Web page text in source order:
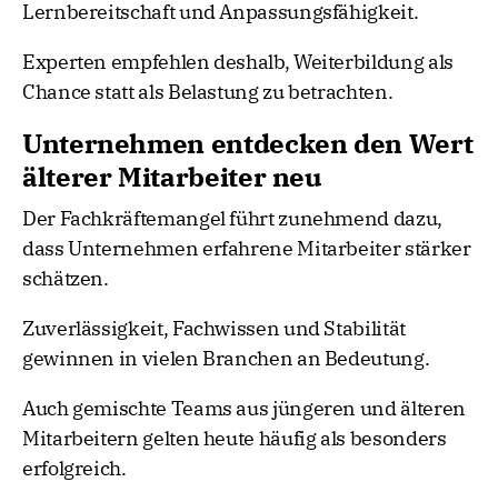
Lernbereitschaft und Anpassungsfähigkeit.
Experten empfehlen deshalb, Weiterbildung als
Chance statt als Belastung zu betrachten.
Unternehmen entdecken den Wert
älterer Mitarbeiter neu
Der Fachkräftemangel führt zunehmend dazu,
dass Unternehmen erfahrene Mitarbeiter stärker
schätzen.
Zuverlässigkeit, Fachwissen und Stabilität
gewinnen in vielen Branchen an Bedeutung.
Auch gemischte Teams aus jüngeren und älteren
Mitarbeitern gelten heute häufig als besonders
erfolgreich.